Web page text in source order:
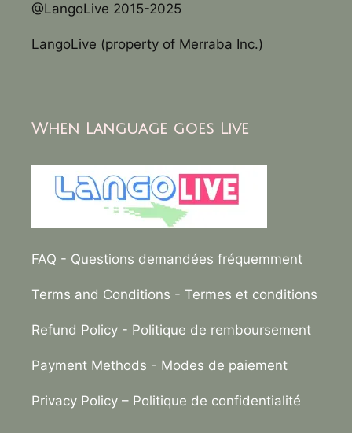
@LangoLive 2015-2025
LangoLive (property of Merraba Inc.)
When Language goes Live
FAQ - Questions demandées fréquemment
Terms and Conditions - Termes et conditions
Refund Policy - Politique de remboursement
Payment Methods - Modes de paiement
Privacy Policy – Politique de confidentialité